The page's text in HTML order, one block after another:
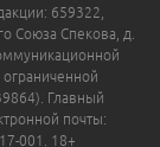
659322,
Союза Спекова, д.
ограниченной
Главный
почты:
001. 18+